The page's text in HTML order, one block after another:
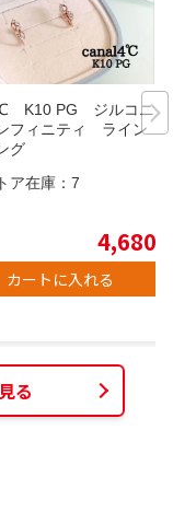
K10 PG ジルコニ
フィニティ ライン
グ
ア在庫： 7
4,680
カートに入れる
る